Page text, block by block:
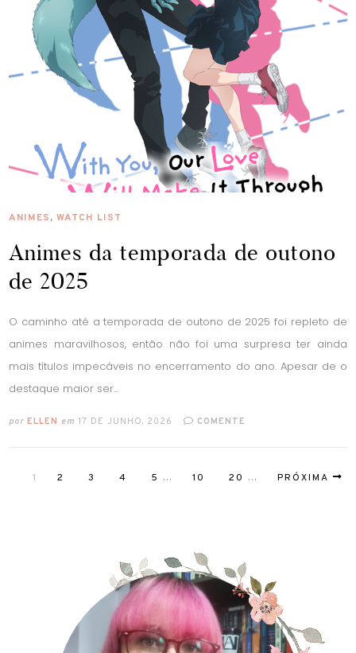
ANIMES,WATCH LIST
Animes da temporada de outono
de 2025
O caminho até a temporada de outono de 2025 foi repleto de
animes maravilhosos, então não foi uma surpresa ter ainda
mais títulos impecáveis no encerramento do ano. Apesar de o
destaque maior ser...
por ELLEN em 17 DE JUNHO, 2026 COMENTE
1 2 3 4 5 ... 10 20 ... PRÓXIMA